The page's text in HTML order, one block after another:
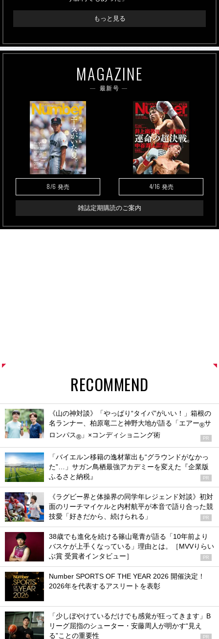
もっと見る
MAGAZINE
最新号
8/6 発売 4/16 発売
雑誌定期購読のご案内
RECOMMEND
《山の神対談》「やっぱり“タイパ”がいい！」箱根の
名ランナー、柏原竜二と神野大地が語る「エアー®サ
ロンパス® 」×コンディショニング術 PR
「バイエルン移籍の逸材輩出も“グラウンドがなかっ
た”…」サガン鳥栖最強アカデミーを変えた『企業版
ふるさと納税』
PR
《ラグビー界と体操界の同学年レジェンド対談》初対
面のリーチマイケルと内村航平が本音で語り合った競
技愛「好きだから、続けられる」
PR
38歳でも進化を続ける篠山竜青が語る「10年前より
バスケが上手くなっている」理由とは。［MVVりらい
ぶ賞 受賞者インタビュー］
PR
Number SPORTS OF THE YEAR 2026 開催決定！
2026年を代表するアスリートを表彰
「少しぼやけているだけでも感覚が狂ってきます」B
リーグ屈指のシューター・安藤周人が明かす“見え
る”ことの重要性
PR